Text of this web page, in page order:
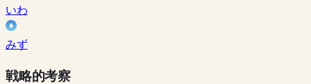
いわ
みず
戦略的考察